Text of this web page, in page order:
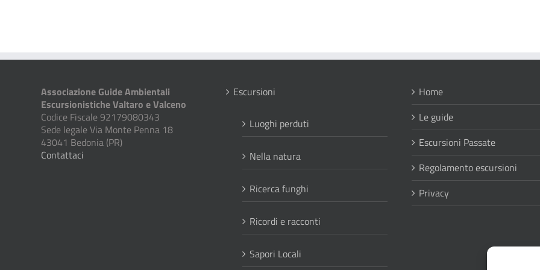
Associazione Guide Ambientali
Escursionistiche Valtaro e Valceno
Codice Fiscale 92179080343
Sede legale Via Monte Penna 18
43041 Bedonia (PR)
Contattaci
Escursioni
Luoghi perduti
Nella natura
Ricerca funghi
Ricordi e racconti
Sapori Locali
Home
Le guide
Escursioni Passate
Regolamento escursioni
Privacy